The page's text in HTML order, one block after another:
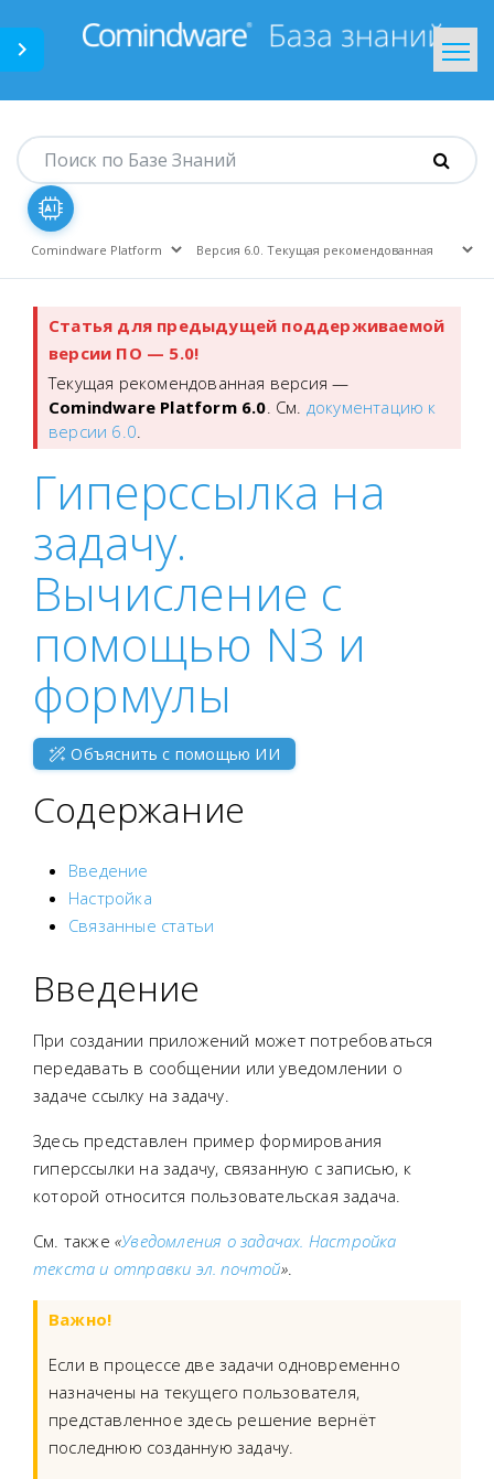
На главную
Статья для предыдущей поддерживаемой
версии ПО — 5.0!
Текущая рекомендованная версия —
Comindware Platform 6.0. См. документацию к
версии 6.0.
Гиперссылка на
задачу.
Вычисление с
помощью N3 и
формулы
Объяснить с помощью ИИ
Содержание
Введение
Настройка
Связанные статьи
Введение
При создании приложений может потребоваться
передавать в сообщении или уведомлении о
задаче ссылку на задачу.
Здесь представлен пример формирования
гиперссылки на задачу, связанную с записью, к
которой относится пользовательская задача.
См. также «Уведомления о задачах. Настройка
текста и отправки эл. почтой».
Важно!
Если в процессе две задачи одновременно
назначены на текущего пользователя,
представленное здесь решение вернёт
последнюю созданную задачу.